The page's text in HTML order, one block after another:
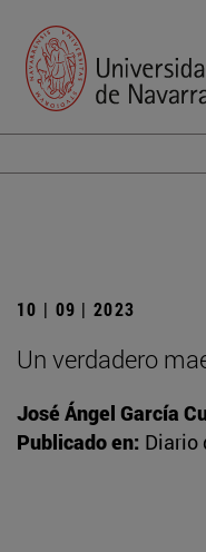
10 | 09 | 2023
Un verdadero
José Ángel García
Publicado en: Diario